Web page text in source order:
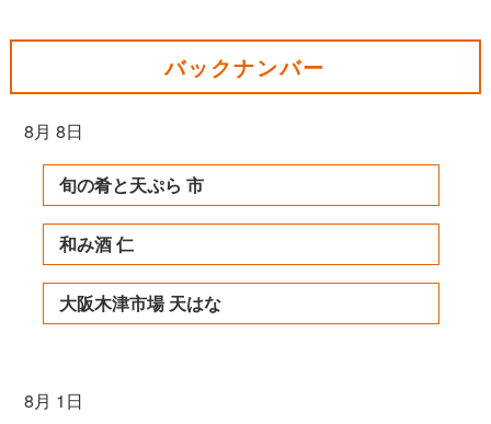
バックナンバー
8月 8日
旬の肴と天ぷら 市
和み酒 仁
大阪木津市場 天はな
8月 1日